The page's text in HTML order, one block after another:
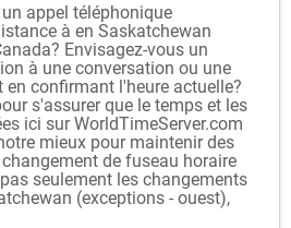
appel téléphonique
à en Saskatchewan
Envisagez-vous un
à une conversation ou une
en confirmant l'heure actuelle?
s'assurer que le temps et les
ici sur WorldTimeServer.com
mieux pour maintenir des
de fuseau horaire
seulement les changements
(exceptions - ouest),